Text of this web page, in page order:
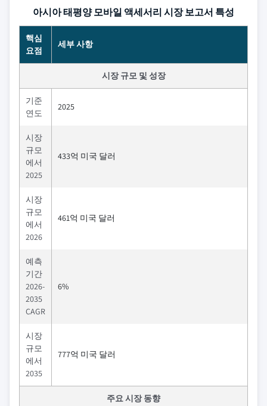
아시아 태평양 모바일 액세서리 시장 보고서 특성
핵심
요점
세부 사항
시장 규모 및 성장
기준
연도
2025
시장
규모
에서
2025
433억 미국 달러
시장
규모
에서
2026
461억 미국 달러
예측
기간
2026-
2035
CAGR
6%
시장
규모
에서
2035
777억 미국 달러
주요 시장 동향